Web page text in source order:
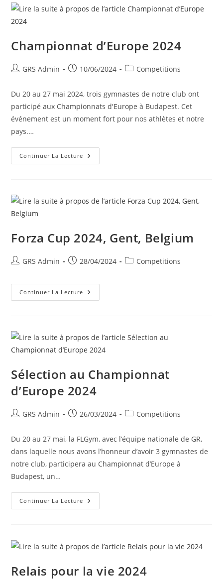
Championnat d’Europe 2024
GRS Admin 10/06/2024 Competitions
Du 20 au 27 mai 2024, trois gymnastes de notre club ont
participé aux Championnats d'Europe à Budapest. Cet
événement est un moment fort pour nos athlètes et notre
pays.…
Continuer La Lecture
Forza Cup 2024, Gent, Belgium
GRS Admin 28/04/2024 Competitions
Continuer La Lecture
Sélection au Championnat
d’Europe 2024
GRS Admin 26/03/2024 Competitions
Du 20 au 27 mai, la FLGym, avec l’équipe nationale de GR,
dans laquelle nous avons l’honneur d’avoir 3 gymnastes de
notre club, participera au Championnat d’Europe à
Budapest, un…
Continuer La Lecture
Relais pour la vie 2024